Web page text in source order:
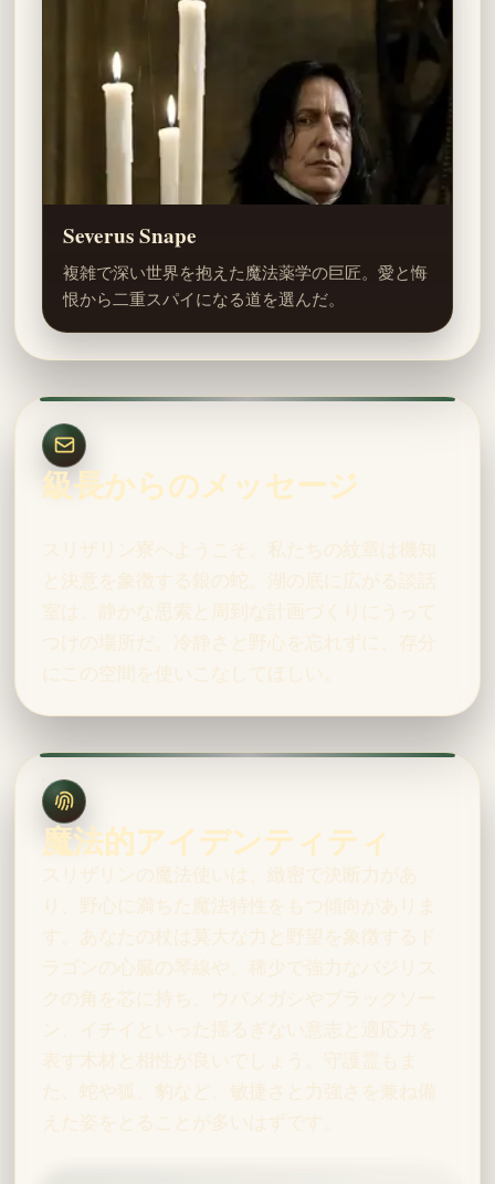
Severus Snape
複雑で深い世界を抱えた魔法薬学の巨匠。愛と悔
恨から二重スパイになる道を選んだ。
級長からのメッセージ
スリザリン寮へようこそ。私たちの紋章は機知
と決意を象徴する銀の蛇。湖の底に広がる談話
室は、静かな思索と周到な計画づくりにうって
つけの場所だ。冷静さと野心を忘れずに、存分
にこの空間を使いこなしてほしい。
魔法的アイデンティティ
スリザリンの魔法使いは、緻密で決断力があ
り、野心に満ちた魔法特性をもつ傾向がありま
す。あなたの杖は莫大な力と野望を象徴するド
ラゴンの心臓の琴線や、稀少で強力なバジリス
クの角を芯に持ち、ウバメガシやブラックソー
ン、イチイといった揺るぎない意志と適応力を
表す木材と相性が良いでしょう。守護霊もま
た、蛇や狐、豹など、敏捷さと力強さを兼ね備
えた姿をとることが多いはずです。